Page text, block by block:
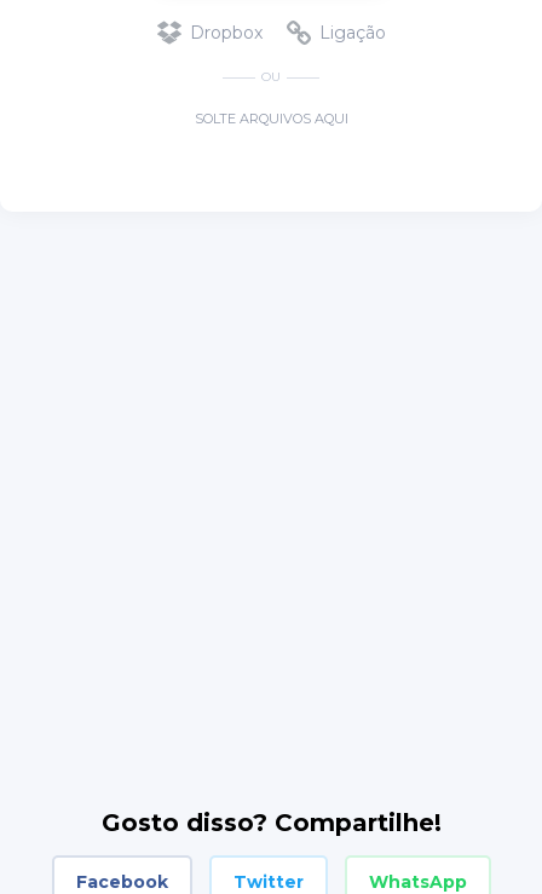
Dropbox Ligação
OU
SOLTE ARQUIVOS AQUI
Gosto disso? Compartilhe!
Facebook Twitter WhatsApp